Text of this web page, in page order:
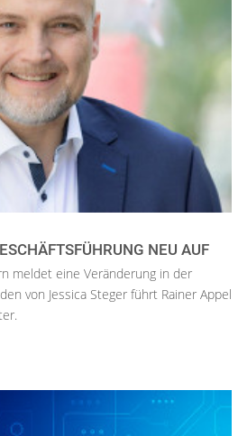
NEU AUF
meldet eine Veränderung in der
von Jessica Steger führt Rainer Appel